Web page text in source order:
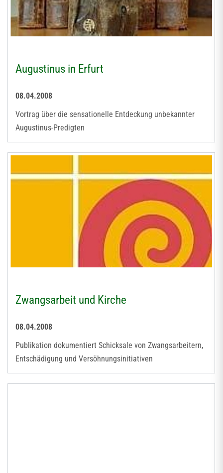
Augustinus in Erfurt
08.04.2008
Vortrag über die sensationelle Entdeckung unbekannter
Augustinus-Predigten
Zwangsarbeit und Kirche
08.04.2008
Publikation dokumentiert Schicksale von Zwangsarbeitern,
Entschädigung und Versöhnungsinitiativen